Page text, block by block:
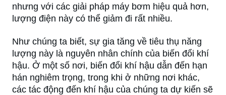
nhưng với các giải pháp máy bơm hiệu quả hơn,
lượng điện này có thể giảm đi rất nhiều.
Như chúng ta biết, sự gia tăng về tiêu thụ năng
lượng này là nguyên nhân chính của biến đổi khí
hậu. Ở một số nơi, biến đổi khí hậu dẫn đến hạn
hán nghiêm trọng, trong khi ở những nơi khác,
các tác động đến khí hậu của chúng ta dự kiến sẽ